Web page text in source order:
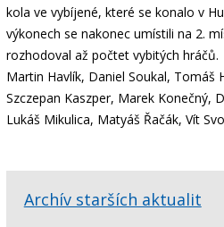
objednání obědů
kola ve vybíjené, které se konalo v
výkonech se nakonec umístili na 2.
rozhodoval až počtet vybitých
Martin Havlík, Daniel Soukal, Tomáš
Szczepan Kaszper, Marek Konečný,
Lukáš Mikulica, Matyáš Řačák, Vít
Archív starších aktualit